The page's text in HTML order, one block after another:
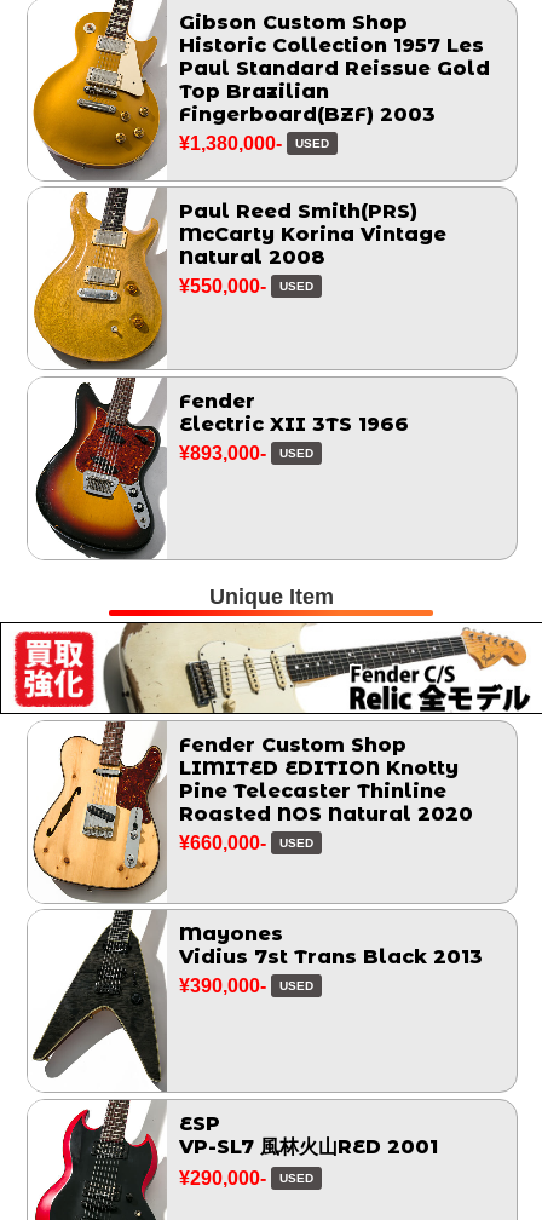
Gibson Custom Shop
Historic Collection 1957 Les
Paul Standard Reissue Gold
Top Brazilian
Fingerboard(BZF) 2003
¥1,380,000- USED
Paul Reed Smith(PRS)
McCarty Korina Vintage
Natural 2008
¥550,000- USED
Fender
Electric XII 3TS 1966
¥893,000- USED
Unique Item
Fender Custom Shop
LIMITED EDITION Knotty
Pine Telecaster Thinline
Roasted NOS Natural 2020
¥660,000- USED
Mayones
Vidius 7st Trans Black 2013
¥390,000- USED
ESP
VP-SL7 風林火山RED 2001
¥290,000- USED